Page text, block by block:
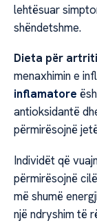
lehtësuar
shëndetshme.
Dieta për
menaxhimin e
inflamatore
antioksidantë
përmirësojnë
Individët që
përmirësojnë
më shumë
një ndryshim të